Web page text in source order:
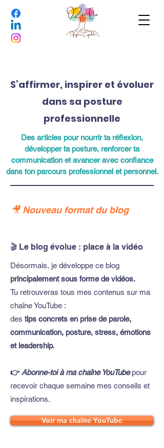
S’affirmer, inspirer et évoluer
dans sa posture
professionnelle
Des articles pour nourrir ta réflexion,
développer ta posture, renforcer ta
communication et avancer avec confiance
dans ton parcours professionnel et personnel.
🎥 Nouveau format du blog
🎬 Le blog évolue : place à la vidéo
Désormais, je développe ce blog
principalement sous forme de vidéos.
Tu retrouveras tous mes contenus sur ma
chaîne YouTube :
des tips concrets en prise de parole,
communication, posture, stress, émotions
et leadership.
👉Abonne-toi à ma chaîne YouTube pour
recevoir chaque semaine mes conseils et
inspirations.
Voir ma chaîne YouTube